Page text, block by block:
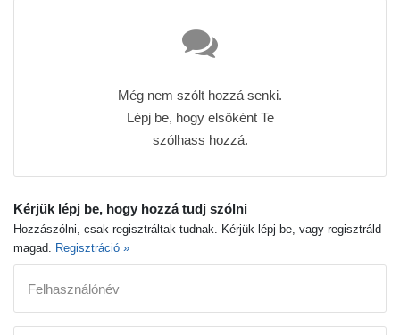
Még nem szólt hozzá senki.
Lépj be, hogy elsőként Te
szólhass hozzá.
Kérjük lépj be, hogy hozzá tudj szólni
Hozzászólni, csak regisztráltak tudnak. Kérjük lépj be, vagy regisztráld
magad. Regisztráció »
Felhasználónév